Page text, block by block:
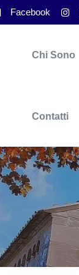
Facebook
Chi Sono
Contatti